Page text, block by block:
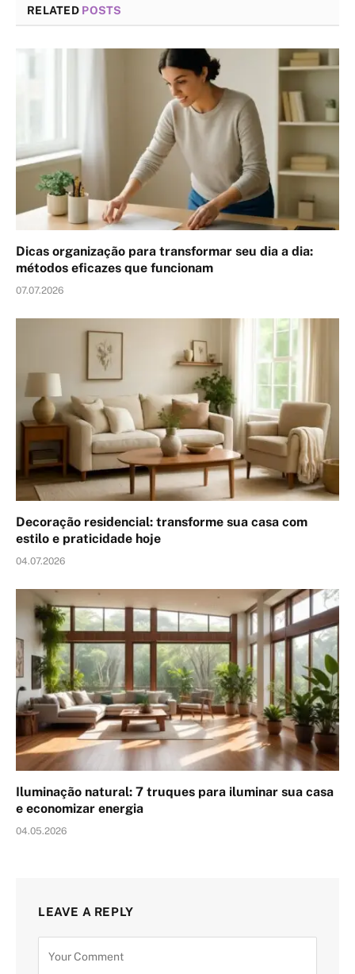
RELATED POSTS
Dicas organização para transformar seu dia a dia:
métodos eficazes que funcionam
07.07.2026
Decoração residencial: transforme sua casa com
estilo e praticidade hoje
04.07.2026
Iluminação natural: 7 truques para iluminar sua casa
e economizar energia
04.05.2026
LEAVE A REPLY